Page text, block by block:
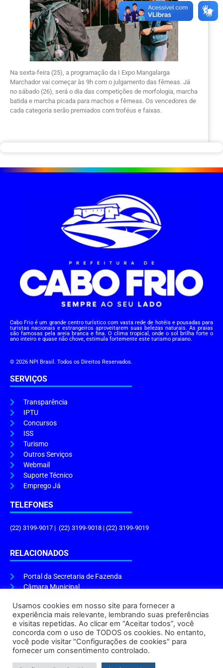
Na sexta-feira (25), a programação da I Expo Mangalarga
Marchador vai começar às 9h com o julgamento das fêmeas. Já
no sábado (26), será o dia das competições de morfologia, marcha
batida e marcha picada para machos e fêmeas. Os vencedores de
cada categoria serão premiados com troféus e faixas.
Cabo Frio é um grande centro turístico com vasta rede de hotéis e pousadas para
turistas nacionais e estrangeiros aproveitarem suas belezas naturais. As praias
são famosas pela areia branca e fina. O clima tropical, onde o sol brilha forte o
ano inteiro e quase não chove, estimula fortemente este turismo praiano.
© 2026 NPI Brasil. Todos os Direitos Reservados.
SERVIÇOS
Transparência
IPTU
Concursos
ISS
Turismo
Outros Serviços
Webmail
Suporte Técnico
Emprego Já
TELEFONES
(22) 3199-9017 | (22) 3199-9018 | (22) 3199-9019
RELACIONADOS
Portal da Secretaria de Fazenda
Câmara Municipal
ENDEREÇO E HORÁRIO
Endereço:Praça Tiradentes, s/n – Centro, Cabo Frio – RJ, 28906-290
Atendimento do Protocolo Geral da Prefeitura:9h às 16h
Horário de Funcionamento:8h às 17h
Usamos cookies em nosso site para fornecer a
experiência mais relevante, lembrando suas preferências
e visitas repetidas. Ao clicar em “Aceitar todos”, você
concorda com o uso de TODOS os cookies. No entanto,
você pode visitar "Configurações de cookies" para
fornecer um consentimento controlado.